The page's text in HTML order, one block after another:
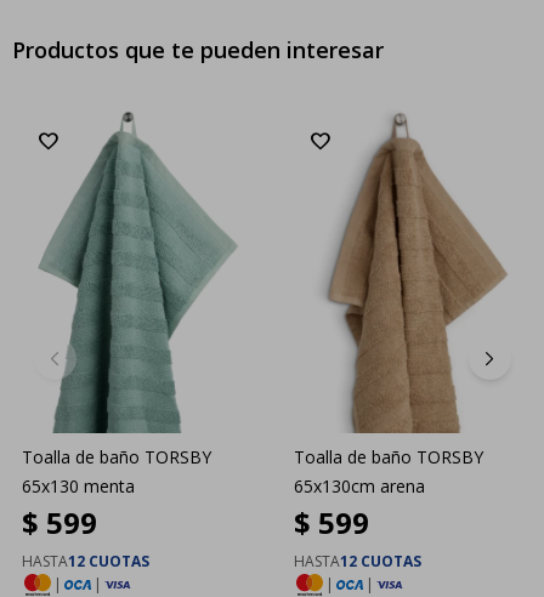
Productos que te pueden interesar
Toalla de baño TORSBY
65x130 menta
$ 599
HASTA12 CUOTAS
|
|
Toalla de baño TORSBY
65x130cm arena
$ 599
HASTA12 CUOTAS
|
|